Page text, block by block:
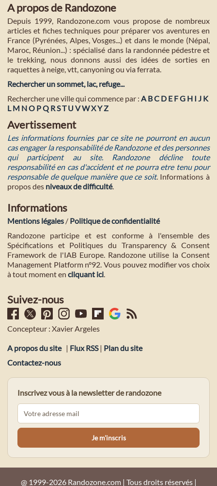
A propos de Randozone
Depuis 1999, Randozone.com vous propose de nombreux
articles et fiches techniques pour préparer vos aventures en
France (Pyrénées, Alpes, Vosges...) et dans le monde (Népal,
Maroc, Réunion...) : spécialisé dans la randonnée pédestre et
le trekking, nous donnons aussi des idées de sorties en
raquettes à neige, vtt, canyoning ou via ferrata.
Rechercher un sommet, lac, refuge...
Rechercher une ville qui commence par : A BC D E FG H I J K
L M NO PQ R ST U VWXY Z
Avertissement
Les informations fournies par ce site ne pourront en aucun
cas engager la responsabilité de Randozone et des personnes
qui participent au site. Randozone décline toute
responsabilité en cas d'accident et ne pourra etre tenu pour
responsable de quelque manière que ce soit. Informations à
propos des niveaux de difficulté.
Informations
Mentions légales / Politique de confidentialité
Randozone participe et est conforme à l'ensemble des
Spécifications et Politiques du Transparency & Consent
Framework de l'IAB Europe. Randozone utilise la Consent
Management Platform n°92. Vous pouvez modifier vos choix
à tout moment en cliquant ici
Suivez-nous
Concepteur : Xavier Argeles
A propos du site | Flux RSS| Plan du site
Contactez-nous
Inscrivez vous à la newsletter de randozone
@ 1999-2026 Randozone.com | Tous droits réservés |